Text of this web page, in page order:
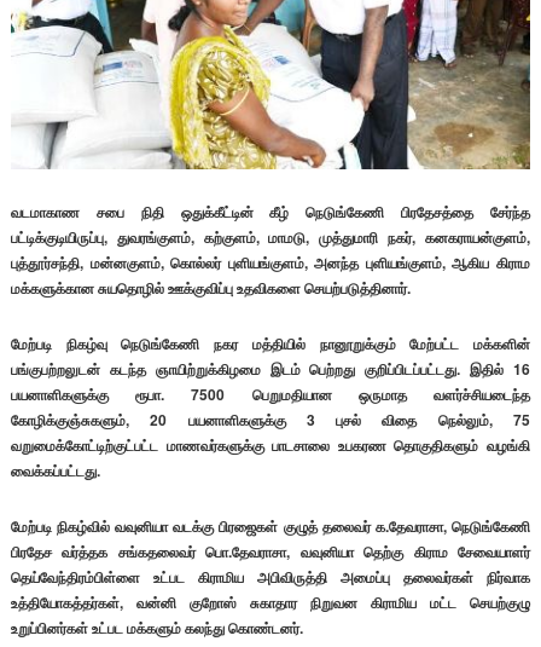
வடமாகாண சபை நிதி ஒதுக்கீட்டின் கீழ் நெடுங்கேணி பிரதேசத்தை சேர்ந்த
பட்டிக்குடியிருப்பு, துவரங்குளம், கற்குளம், மாமடு, முத்துமாரி நகர், கனகராயன்குளம்,
புத்தூர்சந்தி, மன்னகுளம், கொல்லர் புளியங்குளம், அனந்த புளியங்குளம், ஆகிய கிராம
மக்களுக்கான சுயதொழில் ஊக்குவிப்பு உதவிகளை செயற்படுத்தினார்.
மேற்படி நிகழ்வு நெடுங்கேணி நகர மத்தியில் நானூறுக்கும் மேற்பட்ட மக்களின்
பங்குபற்றலுடன் கடந்த ஞாயிற்றுக்கிழமை இடம் பெற்றது குறிப்பிடப்பட்டது. இதில் 16
பயனாளிகளுக்கு ரூபா. 7500 பெறுமதியான ஒருமாத வளர்ச்சியடைந்த
கோழிக்குஞ்சுகளும், 20 பயனாளிகளுக்கு 3 புசல் விதை நெல்லும், 75
வறுமைக்கோட்டிற்குட்பட்ட மாணவர்களுக்கு பாடசாலை உபகரண தொகுதிகளும் வழங்கி
வைக்கப்பட்டது.
மேற்படி நிகழ்வில் வவுனியா வடக்கு பிரஜைகள் குழுத் தலைவர் க.தேவராசா, நெடுங்கேணி
பிரதேச வர்த்தக சங்கதலைவர் பொ.தேவராசா, வவுனியா தெற்கு கிராம சேவையாளர்
தெய்வேந்திரம்பிள்ளை உட்பட கிராமிய அபிவிருத்தி அமைப்பு தலைவர்கள் நிர்வாக
உத்தியோகத்தர்கள், வன்னி குறோஸ் சுகாதார நிறுவன கிராமிய மட்ட செயற்குழு
உறுப்பினர்கள் உட்பட மக்களும் கலந்து கொண்டனர்.